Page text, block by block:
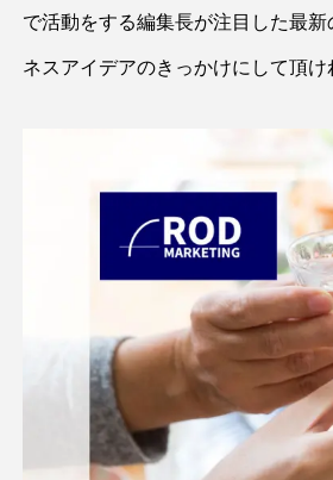
で活動をする編集長が注目した最
ネスアイデアのきっかけにして頂け